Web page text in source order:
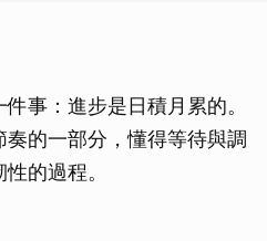
事：進步是日積月累的。
的一部分，懂得等待與調
的過程。